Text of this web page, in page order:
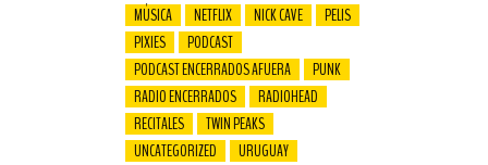
MÚSICA
NETFLIX NICK CAVE
PELIS
PIXIES
PODCAST
PODCAST ENCERRADOS AFUERA
PUNK
RADIO ENCERRADOS
RADIOHEAD
RECITALES
TWIN PEAKS
UNCATEGORIZED
URUGUAY